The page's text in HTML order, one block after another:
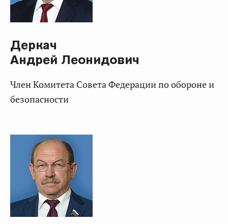
Деркач
Андрей Леонидович
Член Комитета Совета Федерации по обороне и
безопасности